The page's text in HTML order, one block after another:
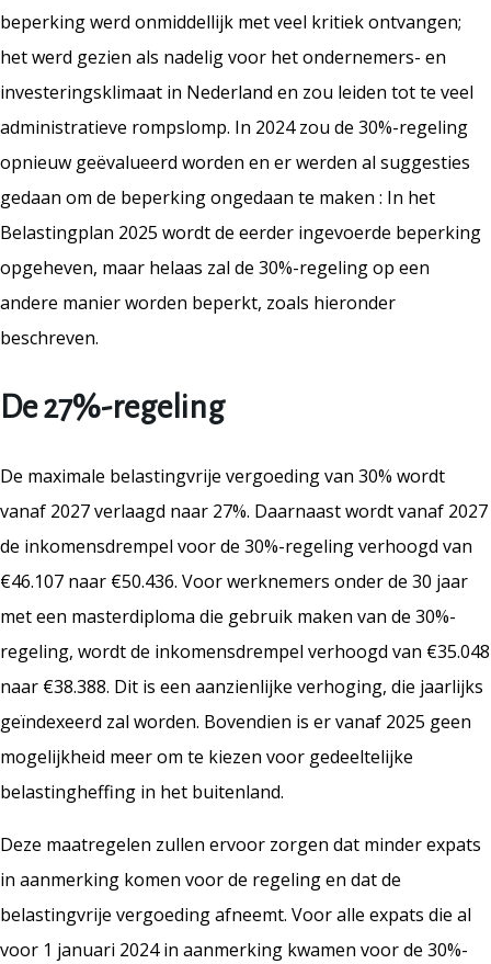
beperking werd onmiddellijk met veel kritiek ontvangen;
het werd gezien als nadelig voor het ondernemers- en
investeringsklimaat in Nederland en zou leiden tot te veel
administratieve rompslomp. In 2024 zou de 30%-regeling
opnieuw geëvalueerd worden en er werden al suggesties
gedaan om de beperking ongedaan te maken : In het
Belastingplan 2025 wordt de eerder ingevoerde beperking
opgeheven, maar helaas zal de 30%-regeling op een
andere manier worden beperkt, zoals hieronder
beschreven.
De 27%-regeling
De maximale belastingvrije vergoeding van 30% wordt
vanaf 2027 verlaagd naar 27%. Daarnaast wordt vanaf 2027
de inkomensdrempel voor de 30%-regeling verhoogd van
€46.107 naar €50.436. Voor werknemers onder de 30 jaar
met een masterdiploma die gebruik maken van de 30%-
regeling, wordt de inkomensdrempel verhoogd van €35.048
naar €38.388. Dit is een aanzienlijke verhoging, die jaarlijks
geïndexeerd zal worden. Bovendien is er vanaf 2025 geen
mogelijkheid meer om te kiezen voor gedeeltelijke
belastingheffing in het buitenland.
Deze maatregelen zullen ervoor zorgen dat minder expats
in aanmerking komen voor de regeling en dat de
belastingvrije vergoeding afneemt. Voor alle expats die al
voor 1 januari 2024 in aanmerking kwamen voor de 30%-